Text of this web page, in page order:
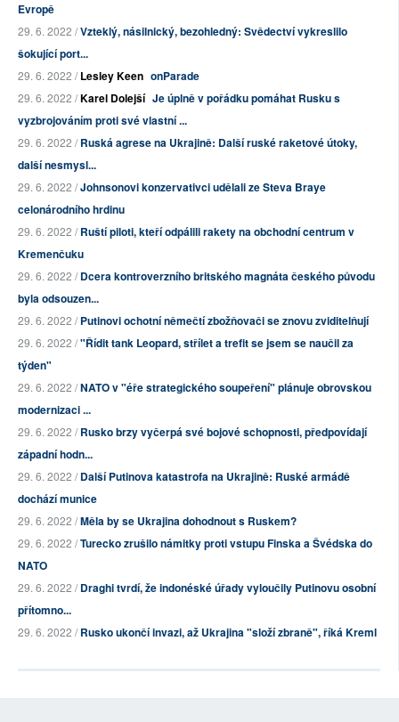
Evropě
29. 6. 2022 /Vzteklý, násilnický, bezohledný: Svědectví vykreslilo
šokující port...
29. 6. 2022 /Lesley Keen onParade
29. 6. 2022 /Karel Dolejší Je úplně v pořádku pomáhat Rusku s
vyzbrojováním proti své vlastní ...
29. 6. 2022 /Ruská agrese na Ukrajině: Další ruské raketové útoky,
další nesmysl...
29. 6. 2022 /Johnsonovi konzervativci udělali ze Steva Braye
celonárodního hrdinu
29. 6. 2022 /Ruští piloti, kteří odpálili rakety na obchodní centrum v
Kremenčuku
29. 6. 2022 /Dcera kontroverzního britského magnáta českého původu
byla odsouzen...
29. 6. 2022 /Putinovi ochotní němečtí zbožňovači se znovu zviditelňují
29. 6. 2022 /"Řídit tank Leopard, střílet a trefit se jsem se naučil za
týden"
29. 6. 2022 /NATO v "éře strategického soupeření" plánuje obrovskou
modernizaci ...
29. 6. 2022 /Rusko brzy vyčerpá své bojové schopnosti, předpovídají
západní hodn...
29. 6. 2022 /Další Putinova katastrofa na Ukrajině: Ruské armádě
dochází munice
29. 6. 2022 /Měla by se Ukrajina dohodnout s Ruskem?
29. 6. 2022 /Turecko zrušilo námitky proti vstupu Finska a Švédska do
NATO
29. 6. 2022 /Draghi tvrdí, že indonéské úřady vyloučily Putinovu osobní
přítomno...
29. 6. 2022 /Rusko ukončí invazi, až Ukrajina "složí zbraně", říká Kreml